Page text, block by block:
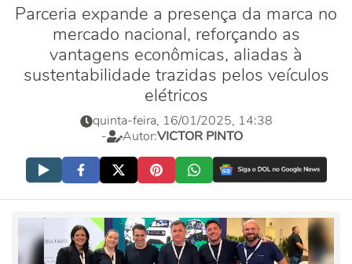
Parceria expande a presença da marca no
mercado nacional, reforçando as
vantagens econômicas, aliadas à
sustentabilidade trazidas pelos veículos
elétricos
quinta-feira, 16/01/2025, 14:38
-
Autor:VICTOR PINTO